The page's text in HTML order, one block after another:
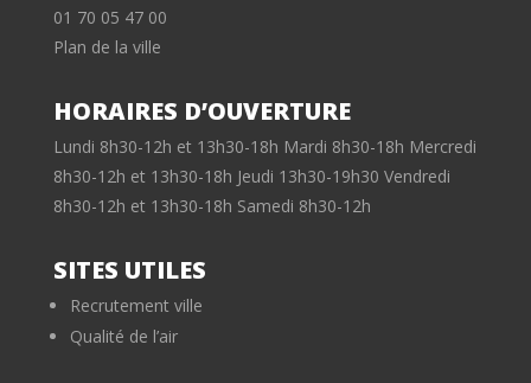
01 70 05 47 00
Plan de la ville
HORAIRES D’OUVERTURE
Lundi 8h30-12h et 13h30-18h Mardi 8h30-18h Mercredi
8h30-12h et 13h30-18h Jeudi 13h30-19h30 Vendredi
8h30-12h et 13h30-18h Samedi 8h30-12h
SITES UTILES
Recrutement ville
Qualité de l’air